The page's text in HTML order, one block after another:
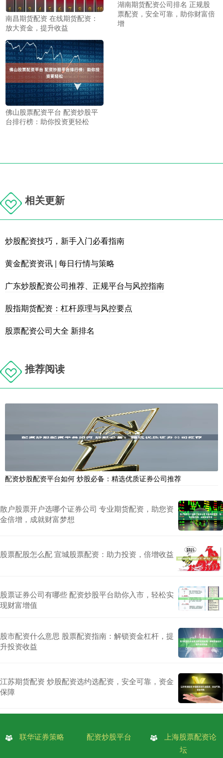
南昌期货配资 在线期货配资：
放大资金，提升收益
湖南期货配资公司排名 正规股
票配资，安全可靠，助你财富倍
增
佛山股票配资平台 配资炒股平
台排行榜：助你投资更轻松
相关更新
炒股配资技巧，新手入门必看指南
黄金配资资讯 | 每日行情与策略
广东炒股配资公司推荐、正规平台与风控指南
股指期货配资：杠杆原理与风控要点
股票配资公司大全 新排名
推荐阅读
配资炒股配资平台如何 炒股必备：精选优质证券公司推荐
散户股票开户选哪个证券公司 专业期货配资，助您资
金倍增，成就财富梦想
股票配股怎么配 宣城股票配资：助力投资，倍增收益
股票证券公司有哪些 配资炒股平台助你入市，轻松实
现财富增值
股市配资什么意思 股票配资指南：解锁资金杠杆，提
升投资收益
江苏期货配资 炒股配资选约选配资，安全可靠，资金
保障
联华证券策略 配资炒股平台
上海股票配资论
坛